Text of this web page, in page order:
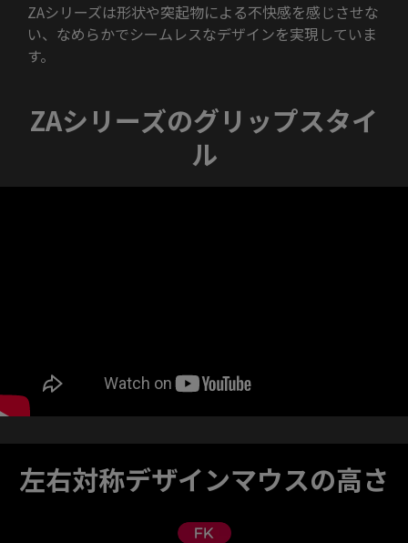
ZAシリーズは形状や突起物による不快感を感じさせな
い、なめらかでシームレスなデザインを実現していま
す。
ZAシリーズのグリップスタイ
ル
左右対称デザインマウスの高さ